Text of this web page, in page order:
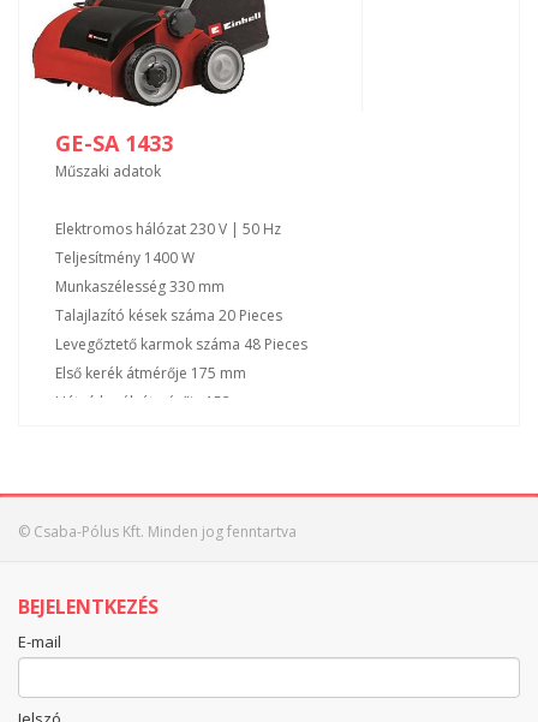
GE-SA 1433
Műszaki adatok
Elektromos hálózat 230 V | 50 Hz
Teljesítmény 1400 W
Munkaszélesség 330 mm
Talajlazító kések száma 20 Pieces
Levegőztető karmok száma 48 Pieces
Első kerék átmérője 175 mm
Hátsó kerék átmérője 152 mm
Magasság 355 mm
Termék súlya 12.54 kg
© Csaba-Pólus Kft. Minden jog fenntartva
BEJELENTKEZÉS
E-mail